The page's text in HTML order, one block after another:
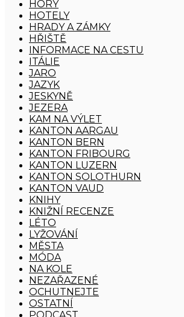
HORY
HOTELY
HRADY A ZÁMKY
HŘIŠTĚ
INFORMACE NA CESTU
ITÁLIE
JARO
JAZYK
JESKYNĚ
JEZERA
KAM NA VÝLET
KANTON AARGAU
KANTON BERN
KANTON FRIBOURG
KANTON LUZERN
KANTON SOLOTHURN
KANTON VAUD
KNIHY
KNIŽNÍ RECENZE
LÉTO
LYŽOVÁNÍ
MĚSTA
MÓDA
NA KOLE
NEZAŘAZENÉ
OCHUTNEJTE
OSTATNÍ